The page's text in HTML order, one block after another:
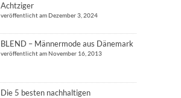
Achtziger
veröffentlicht am Dezember 3, 2024
BLEND – Männermode aus Dänemark
veröffentlicht am November 16, 2013
Die 5 besten nachhaltigen